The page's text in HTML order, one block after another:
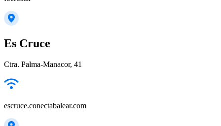
Es Cruce
Ctra. Palma-Manacor, 41
escruce.conectabalear.com